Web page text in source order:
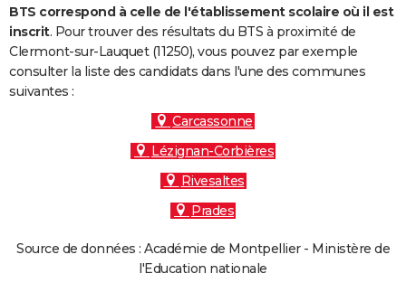
COPAINS D'AVANT
S'inscrire
Se connecter
Lycées
Collèges
Primaires
Universités
Entreprises
Service militaire
Avis de recherche
AVIS DE DÉCÈS
FORUM
BTS correspond à celle de l'établissement scolaire où il est
inscrit. Pour trouver des résultats du BTS à proximité de
Clermont-sur-Lauquet (11250), vous pouvez par exemple
consulter la liste des candidats dans l'une des communes
suivantes :
Carcassonne
Lézignan-Corbières
Rivesaltes
Prades
Source de données : Académie de Montpellier - Ministère de
l'Education nationale